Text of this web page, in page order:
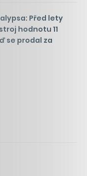
Před lety
hodnotu 11
se prodal za